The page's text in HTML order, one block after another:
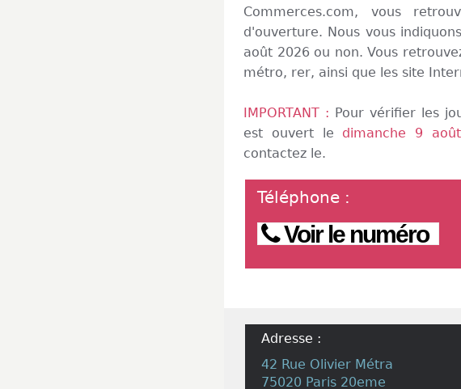
Commerces.com, vous
d'ouverture. Nous vous
août 2026 ou non. Vous
métro, rer, ainsi que les site
IMPORTANT : Pour vérifier les
est ouvert le dimanche 9
contactez le.
Téléphone :
Voir le numéro
Adresse :
42 Rue Olivier Métra
75020 Paris 20eme